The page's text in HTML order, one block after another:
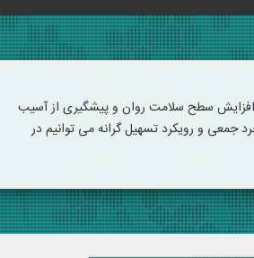
افزایش سطح سلامت روان و پیشگیری از آسیب
جمعی و رویکرد تسهیل گرانه می توانیم در